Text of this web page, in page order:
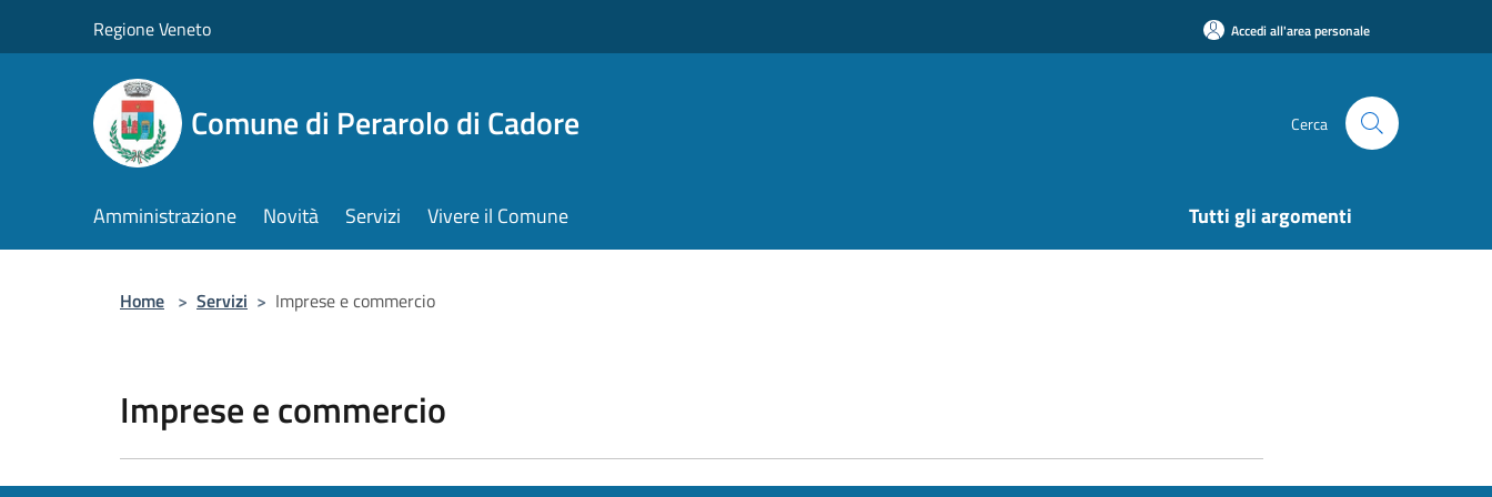
Regione Veneto Accedi all'area personale
Comune di Perarolo di Cadore Cerca
Amministrazione Novità Servizi Vivere il Comune Tutti gli argomenti
Home > Servizi > Imprese e commercio
Imprese e commercio